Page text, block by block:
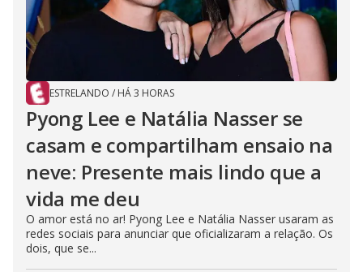
ESTRELANDO / HÁ 3 HORAS
Pyong Lee e Natália Nasser se
casam e compartilham ensaio na
neve: Presente mais lindo que a
vida me deu
O amor está no ar! Pyong Lee e Natália Nasser usaram as
redes sociais para anunciar que oficializaram a relação. Os
dois, que se...